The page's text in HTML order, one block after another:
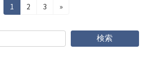
固
定
ジ
1
固
ジ
2
固
ジ
3 »
検索